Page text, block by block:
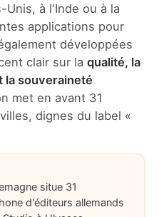
Unis, à l'Inde ou à la
applications pour
développées
clair sur la qualité, la
la souveraineté
met en avant 31
dignes du label «
situe 31
d'éditeurs allemands